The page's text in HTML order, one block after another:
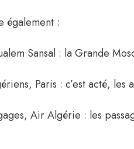
également :
Sansal : la Grande
Paris : c’est acté, les
Air Algérie : les